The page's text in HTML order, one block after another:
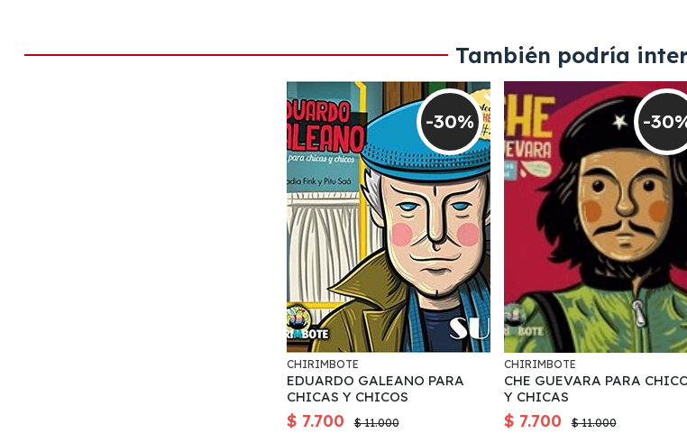
También podría
-30%
CHIRIMBOTE
EDUARDO GALEANO PARA
CHICAS Y CHICOS
$ 7.700 $ 11.000
-
CHIRIMBOTE
CHE GUEVARA PARA
Y CHICAS
$ 7.700 $ 11.000